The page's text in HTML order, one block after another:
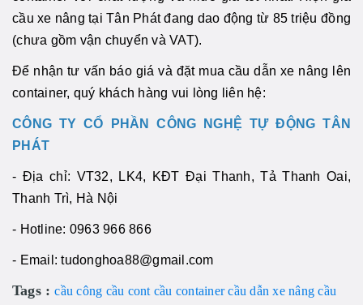
cầu xe nâng tại Tân Phát đang dao động từ 85 triệu đồng
(chưa gồm vận chuyển và VAT).
Để nhận tư vấn báo giá và đặt mua cầu dẫn xe nâng lên
container, quý khách hàng vui lòng liên hệ:
CÔNG TY CỔ PHẦN CÔNG NGHỆ TỰ ĐỘNG TÂN
PHÁT
- Địa chỉ: VT32, LK4, KĐT Đại Thanh, Tả Thanh Oai,
Thanh Trì, Hà Nội
- Hotline: 0963 966 866
- Email: tudonghoa88@gmail.com
Tags :cầu công cầu cont cầu container cầu dẫn xe nâng cầu